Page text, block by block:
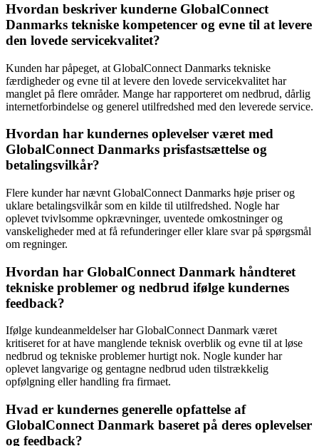
Hvordan beskriver kunderne GlobalConnect
Danmarks tekniske kompetencer og evne til at levere
den lovede servicekvalitet?
Kunden har påpeget, at GlobalConnect Danmarks tekniske
færdigheder og evne til at levere den lovede servicekvalitet har
manglet på flere områder. Mange har rapporteret om nedbrud, dårlig
internetforbindelse og generel utilfredshed med den leverede service.
Hvordan har kundernes oplevelser været med
GlobalConnect Danmarks prisfastsættelse og
betalingsvilkår?
Flere kunder har nævnt GlobalConnect Danmarks høje priser og
uklare betalingsvilkår som en kilde til utilfredshed. Nogle har
oplevet tvivlsomme opkrævninger, uventede omkostninger og
vanskeligheder med at få refunderinger eller klare svar på spørgsmål
om regninger.
Hvordan har GlobalConnect Danmark håndteret
tekniske problemer og nedbrud ifølge kundernes
feedback?
Ifølge kundeanmeldelser har GlobalConnect Danmark været
kritiseret for at have manglende teknisk overblik og evne til at løse
nedbrud og tekniske problemer hurtigt nok. Nogle kunder har
oplevet langvarige og gentagne nedbrud uden tilstrækkelig
opfølgning eller handling fra firmaet.
Hvad er kundernes generelle opfattelse af
GlobalConnect Danmark baseret på deres oplevelser
og feedback?